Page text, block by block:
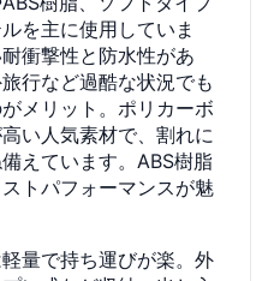
を主に使用していま
衝撃性と防水性があ
行など過酷な状況でも
メリット。ポリカーボ
い人気素材で、割れに
えています。ABS樹脂
トパフォーマンスが魅
量で持ち運びが楽。外